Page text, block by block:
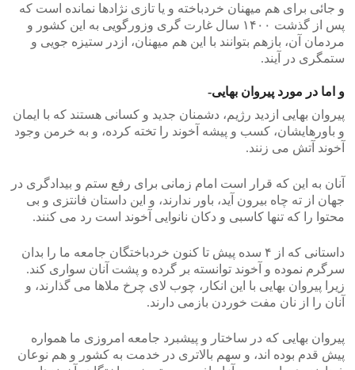
و جائی برای هم میهنان خردباخته و یا تازی نژادها نمانده است که
پس از گذشت ۱۴۰۰ سال غارت گری وزورگویی به این کشور و
مردمان آن، بازهم بتوانند با این هم میهنان، ازدر ستیزه جویی و
ستمگری در آیند.
و اما در مورد پیروان بهایی-
پیروان بهایی ازدید رژیم، دشمنان جدید و کسانی هستند که با ایمان
و باورهایشان، کسب و پیشه آخوند را تخته کرده، و به خرمن وجود
آخوند آتش می زنند.
آنان به این که قرار است امام زمانی برای رفع ستم و بیدادگری در
جهان از ته چاه بیرون آید، باور ندارند، و این داستان فانتزی و بی
محتوا را که تنها کاسبی و دکان نانوایی آخوند است رد می کنند.
داستانی که از ۴ سده پیش تا کنون خردباختگان جامعه ما را بدان
سرگرم نموده و آخوند توانسته بر گرده و پشت آنان سواری کند.
زیرا پیروان بهایی با این انکار، چوب لای چرخ ملاها می گذارند، و
آنان را از نان مفت خوردن بازمی دارند.
پیروان بهایی که در ساختار و پیشبرد جامعه امروزی ما همواره
پیش قدم بوده اند، و سهم بالاتری در خدمت به کشور و هم نوعان